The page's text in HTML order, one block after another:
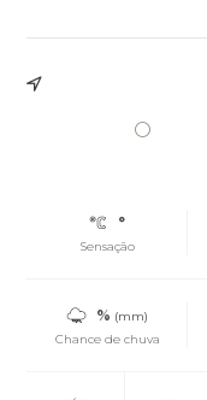
°
°
Sensação
% (mm)
Chance de chuva